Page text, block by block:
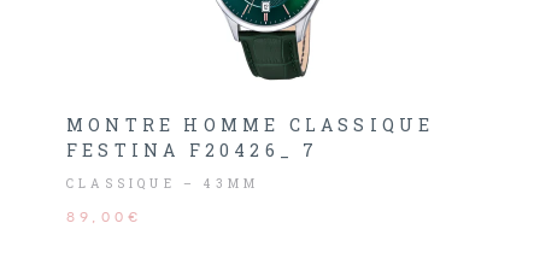
MONTRE HOMME CLASSIQUE
FESTINA F20426_ 7
CLASSIQUE – 43MM
89,00€